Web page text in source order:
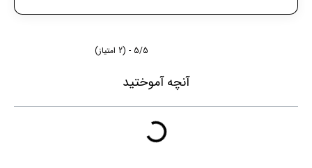
5/5 - (2 امتیاز)
آنچه آموختید